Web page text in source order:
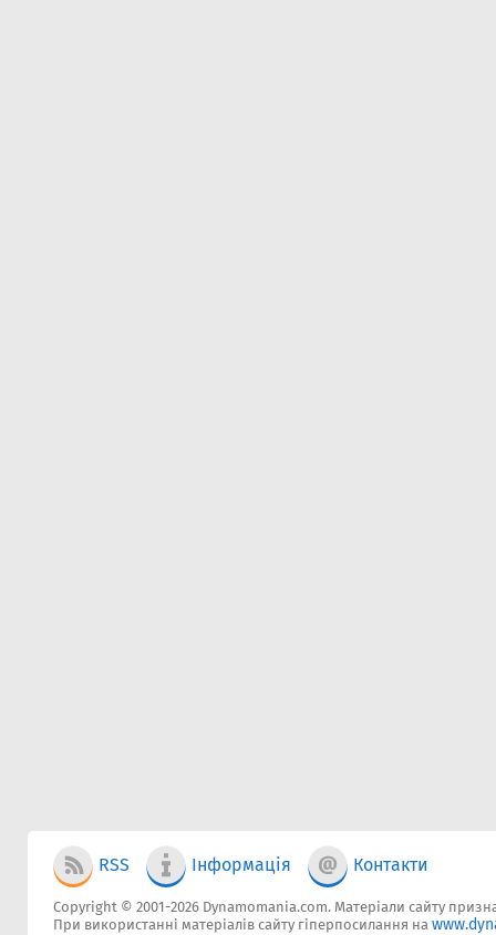
RSS Інформація Контакти
Copyright © 2001-2026 Dynamomania.com. Матеріали сайту
При використанні матеріалів сайту гіперпосилання на